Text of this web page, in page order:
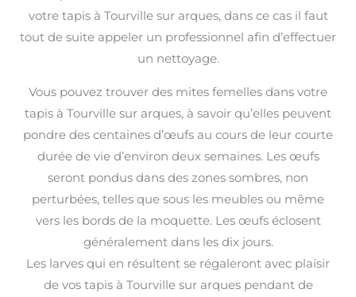
votre tapis à Tourville sur arques, dans ce cas il faut
tout de suite appeler un professionnel afin d’effectuer
un nettoyage.
Vous pouvez trouver des mites femelles dans votre
tapis à Tourville sur arques, à savoir qu’elles peuvent
pondre des centaines d’œufs au cours de leur courte
durée de vie d’environ deux semaines. Les œufs
seront pondus dans des zones sombres, non
perturbées, telles que sous les meubles ou même
vers les bords de la moquette. Les œufs éclosent
généralement dans les dix jours.
Les larves qui en résultent se régaleront avec plaisir
de vos tapis à Tourville sur arques pendant de